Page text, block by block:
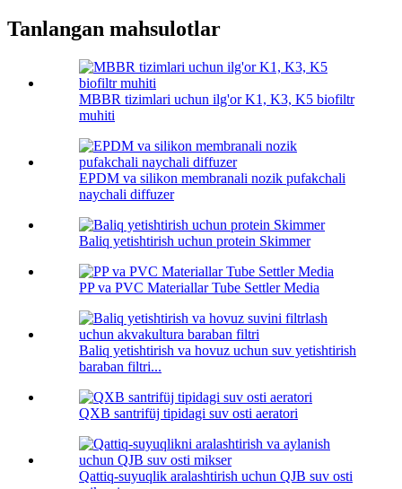
Tanlangan mahsulotlar
MBBR tizimlari uchun ilg'or K1, K3, K5 biofiltr
muhiti
EPDM va silikon membranali nozik pufakchali
naychali diffuzer
Baliq yetishtirish uchun protein Skimmer
PP va PVC Materiallar Tube Settler Media
Baliq yetishtirish va hovuz uchun suv yetishtirish
baraban filtri...
QXB santrifüj tipidagi suv osti aeratori
Qattiq-suyuqlik aralashtirish uchun QJB suv osti